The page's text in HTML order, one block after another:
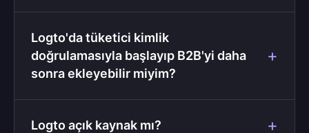
Logto'da tüketici kimlik
doğrulamasıyla başlayıp B2B'yi daha
sonra ekleyebilir miyim?
Logto açık kaynak mı?